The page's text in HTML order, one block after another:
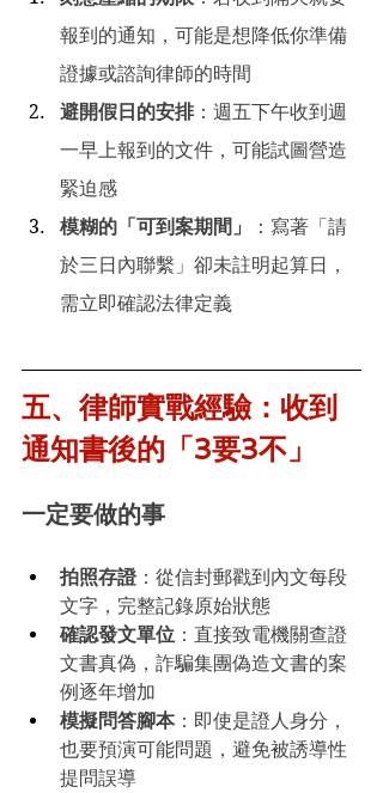
報到的通知，可能是想降低你準備
證據或諮詢律師的時間
避開假日的安排：週五下午收到週
一早上報到的文件，可能試圖營造
緊迫感
模糊的「可到案期間」
：寫著「請
於三日內聯繫」卻未註明起算日，
需立即確認法律定義
五、律師實戰經驗：收到
通知書後的「3要3不」
一定要做的事
拍照存證：從信封郵戳到內文每段
文字，完整記錄原始狀態
確認發文單位 ：直接致電機關查證
文書真偽，詐騙集團偽造文書的案
例逐年增加
模擬問答腳本：即使是證人身分，
也要預演可能問題，避免被誘導性
提問誤導